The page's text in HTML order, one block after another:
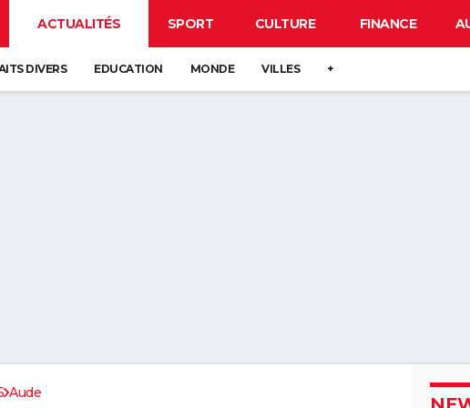
ACTUALITÉS SPORT CULTURE FINANCE
DIVERS EDUCATION MONDE VILLES +
Aude